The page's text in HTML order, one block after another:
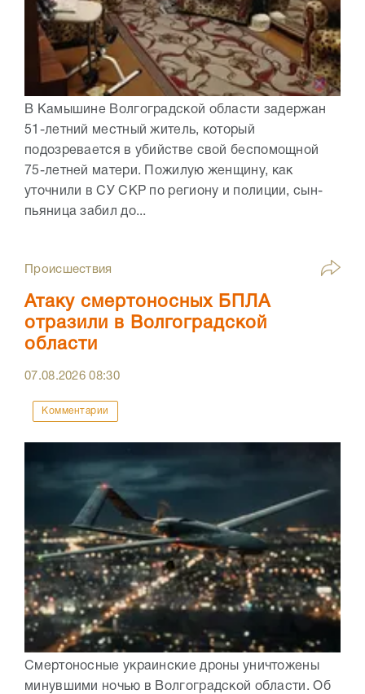
В Камышине Волгоградской области задержан
51-летний местный житель, который
подозревается в убийстве свой беспомощной
75-летней матери. Пожилую женщину, как
уточнили в СУ СКР по региону и полиции, сын-
пьяница забил до...
Происшествия
Атаку смертоносных БПЛА
отразили в Волгоградской
области
07.08.202608:30
Комментарии
Смертоносные украинские дроны уничтожены
минувшими ночью в Волгоградской области. Об